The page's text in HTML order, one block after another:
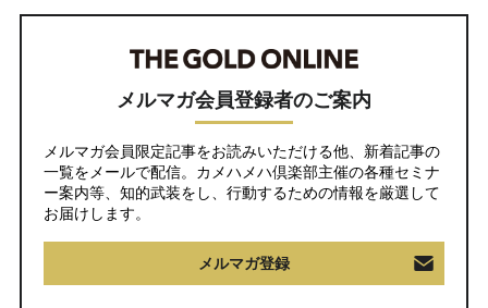
メルマガ会員登録者のご案内
メルマガ会員限定記事をお読みいただける他、新着記事の
一覧をメールで配信。カメハメハ倶楽部主催の各種セミナ
ー案内等、知的武装をし、行動するための情報を厳選して
お届けします。
メルマガ登録